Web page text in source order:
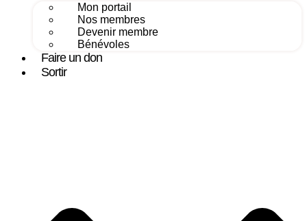
Mon portail
Nos membres
Devenir membre
Bénévoles
Faire un don
Sortir